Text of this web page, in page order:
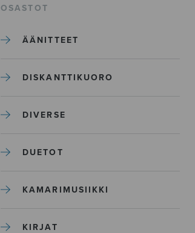
OSASTOT
ÄÄNITTEET
DISKANTTIKUORO
DIVERSE
DUETOT
KAMARIMUSIIKKI
KIRJAT